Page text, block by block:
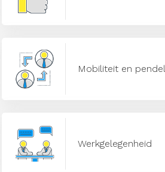
Mobiliteit en pendel
Werkgelegenheid